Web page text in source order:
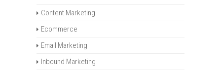
Content Marketing
Ecommerce
Email Marketing
Inbound Marketing